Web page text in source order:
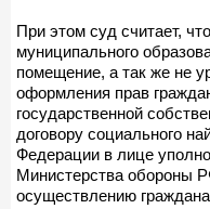
При этом суд считает,
муниципального
помещение, а так же не
оформления прав
государственной
договору социального
Федерации в лице
Министерства обороны
осуществлению